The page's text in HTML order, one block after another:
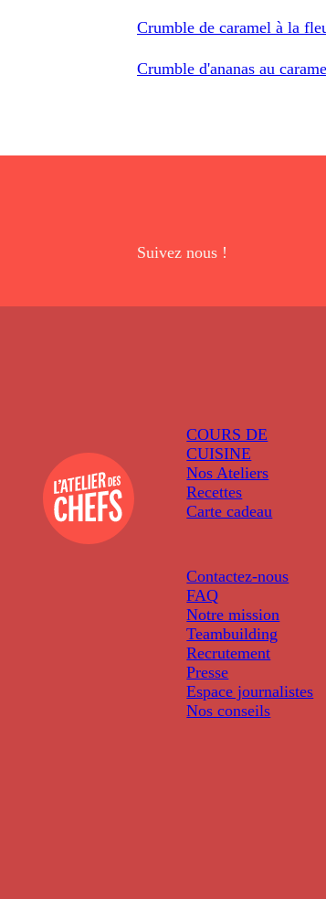
Crumble de caramel à la
Crumble d'ananas au
Suivez nous !
COURS DE
CUISINE
Nos Ateliers
Recettes
Carte cadeau
Contactez-nous
FAQ
Notre mission
Teambuilding
Recrutement
Presse
Espace journalistes
Nos conseils